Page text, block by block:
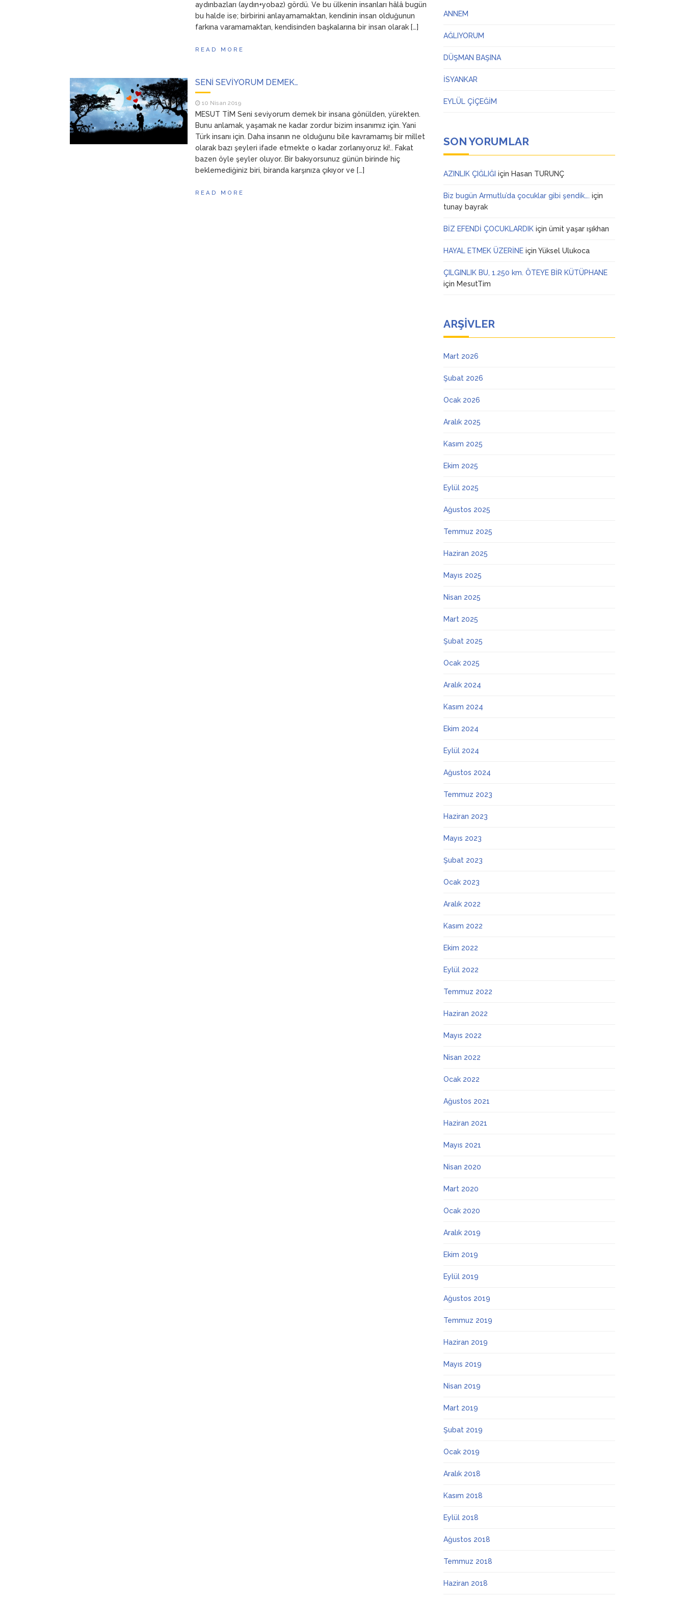
aydınbazları (aydın+yobaz) gördü. Ve bu ülkenin insanları hâlâ bugün
bu halde ise; birbirini anlayamamaktan, kendinin insan olduğunun
farkına varamamaktan, kendisinden başkalarına bir insan olarak […]
READ MORE
SENİ SEVİYORUM DEMEK…
10 Nisan 2019
MESUT TİM Seni seviyorum demek bir insana gönülden, yürekten.
Bunu anlamak, yaşamak ne kadar zordur bizim insanımız için. Yani
Türk insanı için. Daha insanın ne olduğunu bile kavramamış bir millet
olarak bazı şeyleri ifade etmekte o kadar zorlanıyoruz ki!.. Fakat
bazen öyle şeyler oluyor. Bir bakıyorsunuz günün birinde hiç
beklemediğiniz biri, biranda karşınıza çıkıyor ve […]
READ MORE
ANNEM
AĞLIYORUM
DÜŞMAN BAŞINA
İSYANKAR
EYLÜL ÇİÇEĞİM
SON YORUMLAR
AZINLIK ÇIĞLIĞI için Hasan TURUNÇ
Biz bugün Armutlu’da çocuklar gibi şendik…. için
tunay bayrak
BİZ EFENDİ ÇOCUKLARDIK içinümit yaşar ışıkhan
HAYAL ETMEK ÜZERİNE içinYüksel Ulukoca
ÇILGINLIK BU, 1.250 km. ÖTEYE BİR KÜTÜPHANE
için MesutTim
ARŞIVLER
Mart 2026
Şubat 2026
Ocak 2026
Aralık 2025
Kasım 2025
Ekim 2025
Eylül 2025
Ağustos 2025
Temmuz 2025
Haziran 2025
Mayıs 2025
Nisan 2025
Mart 2025
Şubat 2025
Ocak 2025
Aralık 2024
Kasım 2024
Ekim 2024
Eylül 2024
Ağustos 2024
Temmuz 2023
Haziran 2023
Mayıs 2023
Şubat 2023
Ocak 2023
Aralık 2022
Kasım 2022
Ekim 2022
Eylül 2022
Temmuz 2022
Haziran 2022
Mayıs 2022
Nisan 2022
Ocak 2022
Ağustos 2021
Haziran 2021
Mayıs 2021
Nisan 2020
Mart 2020
Ocak 2020
Aralık 2019
Ekim 2019
Eylül 2019
Ağustos 2019
Temmuz 2019
Haziran 2019
Mayıs 2019
Nisan 2019
Mart 2019
Şubat 2019
Ocak 2019
Aralık 2018
Kasım 2018
Eylül 2018
Ağustos 2018
Temmuz 2018
Haziran 2018